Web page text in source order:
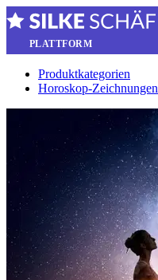
PLATTFORM
Produktkategorien
Horoskop-Zeichnungen